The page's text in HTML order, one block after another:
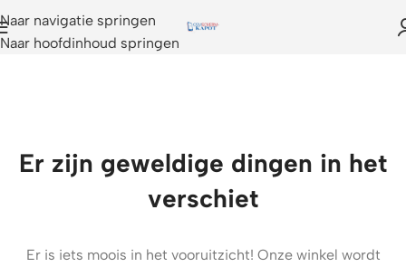
Naar navigatie springen
Naar hoofdinhoud springen
Er zijn geweldige dingen in het
verschiet
Er is iets moois in het vooruitzicht! Onze winkel wordt